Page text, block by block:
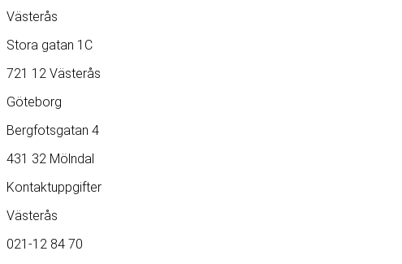
Västerås
Stora gatan 1C
721 12 Västerås
Göteborg
Bergfotsgatan 4
431 32 Mölndal
Kontaktuppgifter
Västerås
021-12 84 70